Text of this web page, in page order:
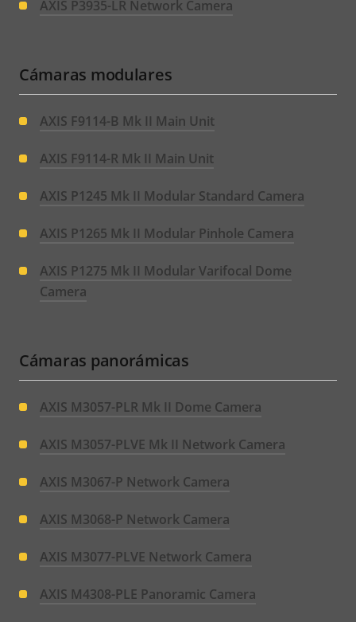
AXIS P3935-LR Network Camera
Cámaras modulares
AXIS F9114-B Mk II Main Unit
AXIS F9114-R Mk II Main Unit
AXIS P1245 Mk II Modular Standard Camera
AXIS P1265 Mk II Modular Pinhole Camera
AXIS P1275 Mk II Modular Varifocal Dome
Camera
Cámaras panorámicas
AXIS M3057-PLR Mk II Dome Camera
AXIS M3057-PLVE Mk II Network Camera
AXIS M3067-P Network Camera
AXIS M3068-P Network Camera
AXIS M3077-PLVE Network Camera
AXIS M4308-PLE Panoramic Camera